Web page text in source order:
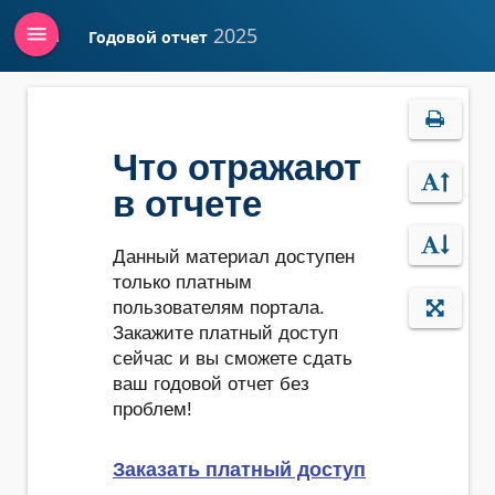
Войти Годовой отчет 2025
menu
Что отражают
в отчете
Данный материал доступен
только платным
пользователям портала.
Закажите платный доступ
сейчас и вы сможете сдать
ваш годовой отчет без
проблем!
Заказать платный доступ